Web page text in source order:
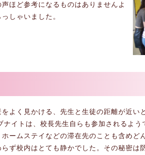
ほど参考になるものはありませんよ
しゃいました。
よく見かける、先生と生徒の距離が近い
イトは、校長先生自らも参加されるよ
ームステイなどの滞在先のことも含めど
ず校内はとても静かでした。その秘密は